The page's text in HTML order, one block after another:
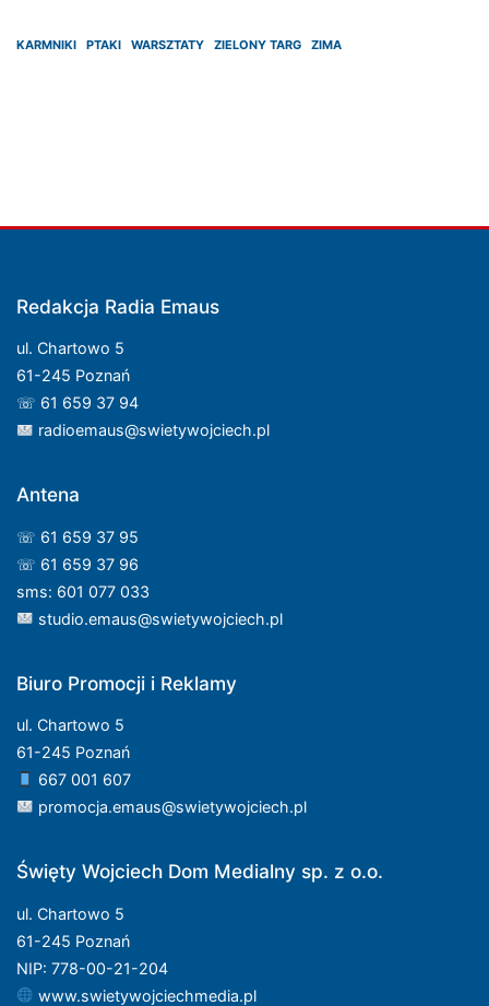
KARMNIKI PTAKI WARSZTATY ZIELONY TARG ZIMA
Redakcja Radia Emaus
ul. Chartowo 5
61-245 Poznań
☏ 61 659 37 94
radioemaus@swietywojciech.pl
Antena
☏ 61 659 37 95
☏ 61 659 37 96
sms: 601 077 033
studio.emaus@swietywojciech.pl
Biuro Promocji i Reklamy
ul. Chartowo 5
61-245 Poznań
667 001 607
promocja.emaus@swietywojciech.pl
Święty Wojciech Dom Medialny sp. z o.o.
ul. Chartowo 5
61-245 Poznań
NIP: 778-00-21-204
www.swietywojciechmedia.pl